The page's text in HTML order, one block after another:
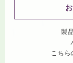
製
こちら